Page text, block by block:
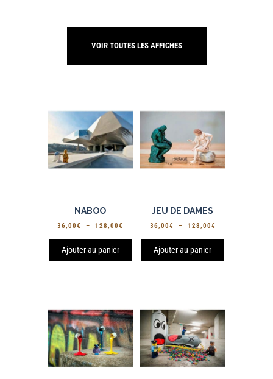
VOIR TOUTES LES AFFICHES
NABOO
36,00€ – 128,00€
36,00€
Ajouter au panier
JEU DE DAMES
36,00€ – 128,00€
36,00€
Ajouter au panier